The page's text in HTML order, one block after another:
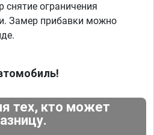
ограничения
Замер прибавки можно
тех, кто может